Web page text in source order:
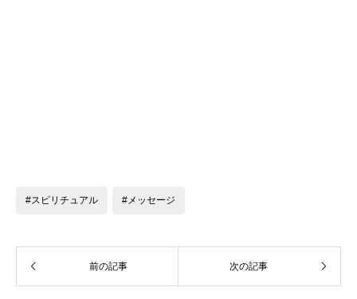
#スピリチュアル #メッセージ
前の記事 次の記事